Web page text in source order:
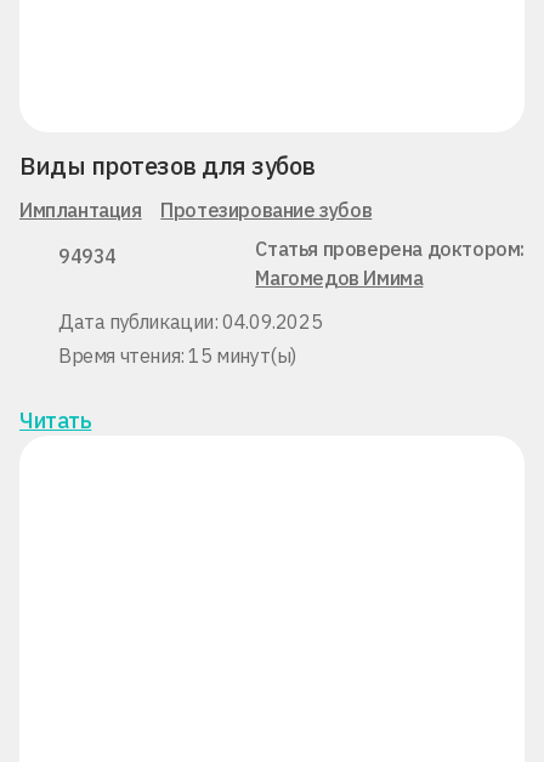
Виды протезов для зубов
Имплантация
Протезирование зубов
94934
Статья проверена доктором:
Магомедов Имима
Дата публикации: 04.09.2025
Время чтения: 15 минут(ы)
Читать